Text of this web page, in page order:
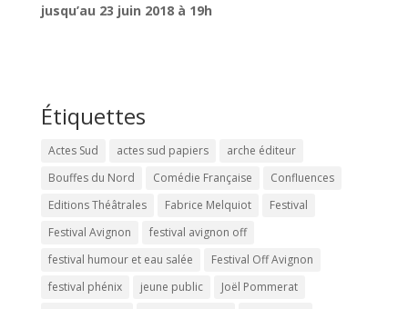
jusqu’au 23 juin 2018 à 19h
Étiquettes
Actes Sud actes sud papiers
arche éditeur
Bouffes du Nord
Comédie Française
Confluences
Editions Théâtrales
Fabrice Melquiot
Festival
Festival Avignon
festival avignon off
festival humour et eau salée
Festival Off Avignon
festival phénix
jeune public
Joël Pommerat